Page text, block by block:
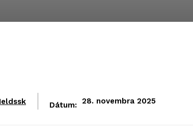
Dátum: 28. novembra 2025